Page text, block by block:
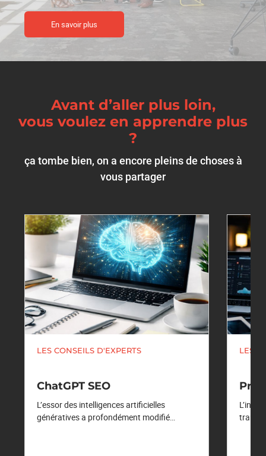
En savoir plus
Avant d’aller plus loin,
vous voulez en apprendre plus
?
ça tombe bien, on a encore pleins de choses à
vous partager
LES CONSEILS D'EXPERTS
ChatGPT SEO
L’essor des intelligences artificielles
génératives a profondément modifié…
LES